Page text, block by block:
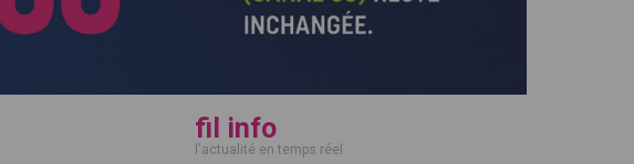
fil info
l'actualité en temps réel